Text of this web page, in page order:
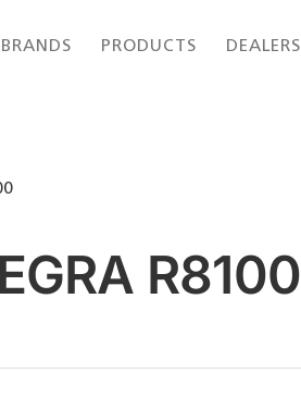
BRANDS PRODUCTS DEALERS
R8100